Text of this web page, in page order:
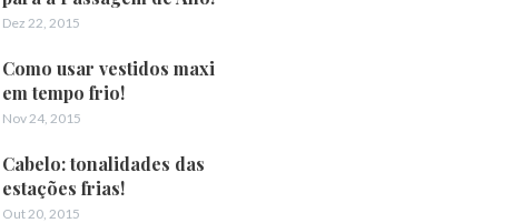
Dez 22, 2015
Como usar vestidos maxi
em tempo frio!
Nov 24, 2015
Cabelo: tonalidades das
estações frias!
Out 20, 2015